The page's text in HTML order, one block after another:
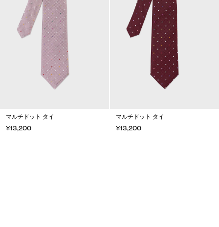
マルチドット タイ
¥13,200
マルチドット タイ
¥13,200